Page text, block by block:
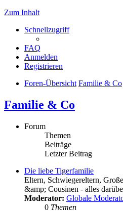
Zum Inhalt
Schnellzugriff
FAQ
Anmelden
Registrieren
Foren-Übersicht Familie & Co
Familie & Co
Forum
Themen
Beiträge
Letzter Beitrag
Die liebe Tigerfamilie
Eltern, Schwiegereltern,
&amp; Cousinen - alles
Moderator: Globale
0 Themen